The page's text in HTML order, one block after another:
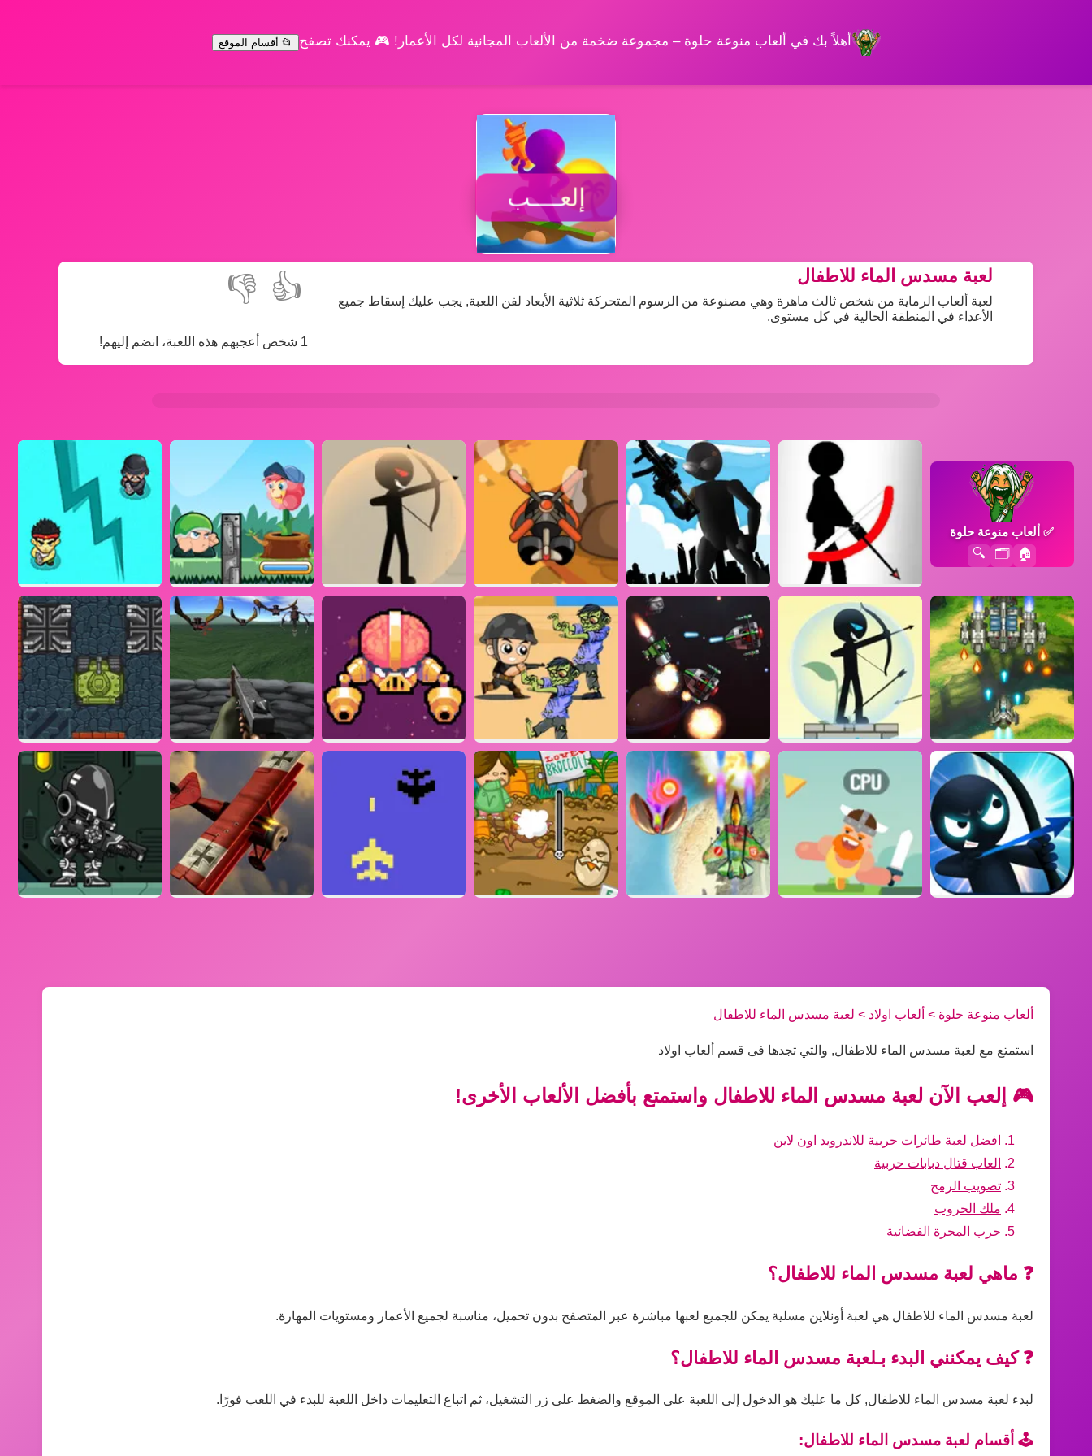
أهلاً بك في ألعاب منوعة حلوة – مجموعة ضخمة من الألعاب المجانية لكل الأعمار! 🎮 يمكنك تصفح 📂 أقسام الموقع
إلعــــب
👍
👎
1 شخص أعجبهم هذه اللعبة، انضم إليهم!
لعبة مسدس الماء للاطفال
لعبة ألعاب الرماية من شخص ثالث ماهرة وهي مصنوعة من الرسوم المتحركة ثلاثية الأبعاد لفن اللعبة, يجب عليك إسقاط جميع
الأعداء في المنطقة الحالية في كل مستوى.
✅ألعاب منوعة حلوة
🏠
🗂️
🔍
ألعاب منوعة حلوة > ألعاب اولاد > لعبة مسدس الماء للاطفال
استمتع مع لعبة مسدس الماء للاطفال, والتي تجدها فى قسم ألعاب اولاد
🎮 إلعب الآن لعبة مسدس الماء للاطفال واستمتع بأفضل الألعاب الأخرى!
افضل لعبة طائرات حربية للاندرويد اون لاين
العاب قتال دبابات حربية
تصويب الرمح
ملك الحروب
حرب المجرة الفضائية
❓ ماهي لعبة مسدس الماء للاطفال؟
لعبة مسدس الماء للاطفال هي لعبة أونلاين مسلية يمكن للجميع لعبها مباشرة عبر المتصفح بدون تحميل، مناسبة لجميع الأعمار ومستويات المهارة.
❓ كيف يمكنني البدء بـلعبة مسدس الماء للاطفال؟
لبدء لعبة مسدس الماء للاطفال, كل ما عليك هو الدخول إلى اللعبة على الموقع والضغط على زر التشغيل، ثم اتباع التعليمات داخل اللعبة للبدء في اللعب فورًا.
🕹️ أقسام لعبة مسدس الماء للاطفال: